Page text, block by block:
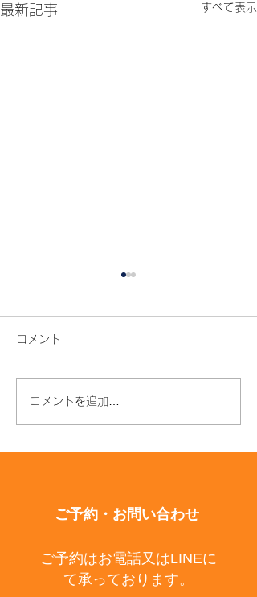
最新記事 すべて表示
髪質改善はストレートの
コメント
コメントを追加…
ご予約・お問い合わせ
ご予約はお電話又はLINEに
て承っております。